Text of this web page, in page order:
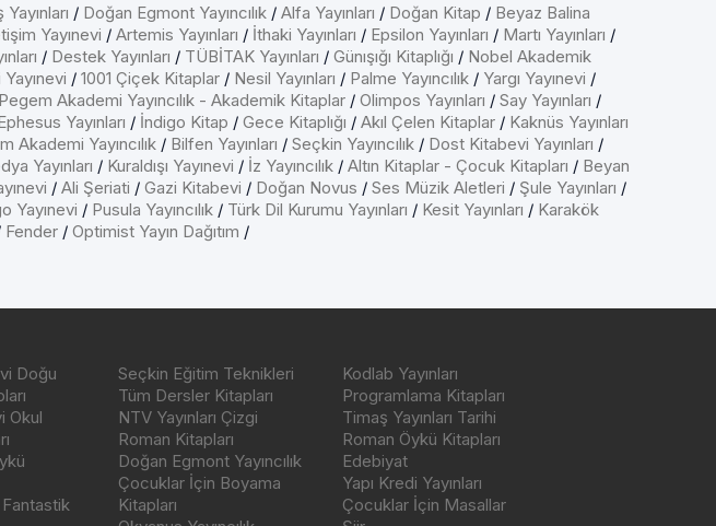
/ Doğan Egmont Yayıncılık / Alfa Yayınları / Doğan Kitap / Beyaz Balina
Yayınevi / Artemis Yayınları / İthaki Yayınları / Epsilon Yayınları / Martı Yayınları /
/ Destek Yayınları / TÜBİTAK Yayınları / Günışığı Kitaplığı / Nobel Akademik
Yayınevi / 1001 Çiçek Kitaplar / Nesil Yayınları / Palme Yayıncılık / Yargı Yayınevi /
Pegem Akademi Yayıncılık - Akademik Kitaplar / Olimpos Yayınları / Say Yayınları /
Yayınları / İndigo Kitap / Gece Kitaplığı / Akıl Çelen Kitaplar / Kaknüs Yayınları
Akademi Yayıncılık / Bilfen Yayınları / Seçkin Yayıncılık / Dost Kitabevi Yayınları /
Yayınları / Kuraldışı Yayınevi / İz Yayıncılık / Altın Kitaplar - Çocuk Kitapları / Beyan
/ Ali Şeriati / Gazi Kitabevi / Doğan Novus / Ses Müzik Aletleri / Şule Yayınları /
Yayınevi / Pusula Yayıncılık / Türk Dil Kurumu Yayınları / Kesit Yayınları / Karakök
Fender / Optimist Yayın Dağıtım /
Doğu
Okul
Fantastik
Seçkin Eğitim Teknikleri
Tüm Dersler Kitapları
NTV Yayınları Çizgi
Roman Kitapları
Doğan Egmont Yayıncılık
Çocuklar İçin Boyama
Kitapları
Kodlab Yayınları
Programlama Kitapları
Timaş Yayınları Tarihi
Roman Öykü Kitapları
Edebiyat
Yapı Kredi Yayınları
Çocuklar İçin Masallar